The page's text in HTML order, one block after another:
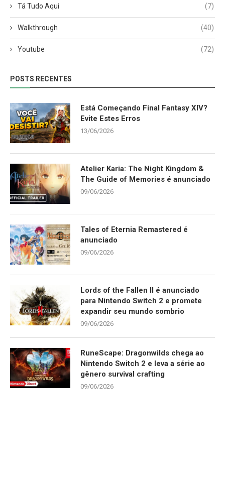
Tá Tudo Aqui (7)
Walkthrough (40)
Youtube (72)
POSTS RECENTES
Está Começando Final Fantasy XIV?
Evite Estes Erros
13/06/2026
Atelier Karia: The Night Kingdom &
The Guide of Memories é anunciado
09/06/2026
Tales of Eternia Remastered é
anunciado
09/06/2026
Lords of the Fallen II é anunciado
para Nintendo Switch 2 e promete
expandir seu mundo sombrio
09/06/2026
RuneScape: Dragonwilds chega ao
Nintendo Switch 2 e leva a série ao
gênero survival crafting
09/06/2026